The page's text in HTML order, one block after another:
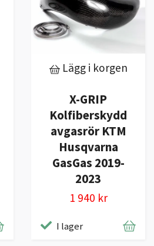
Lägg i korgen
X-GRIP
Kolfiberskydd
avgasrör KTM
Husqvarna
GasGas 2019-
2023
1 940 kr
I lager